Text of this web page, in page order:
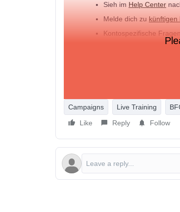
Sieh im Help Center
Melde dich zu künftigen
Kontospezifische
Campaigns Live Training
Like
Reply Follow